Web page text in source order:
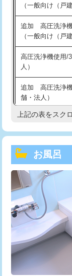
（一般向け（戸
追加 高圧洗浄機
（一般向け（戸
高圧洗浄機使用/
人）
追加 高圧洗浄
舗・法人）
高度高圧洗浄換
トーラー機使用/
追加トーラー機
カメラ調査
桝清掃
止水・漏水調査
理・調整・分解
止水・漏水調査
上記の表をスク
お風呂